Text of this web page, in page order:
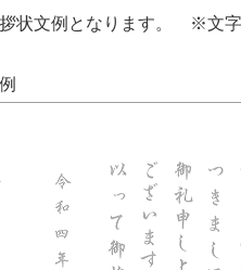
状文例となります。 ※文